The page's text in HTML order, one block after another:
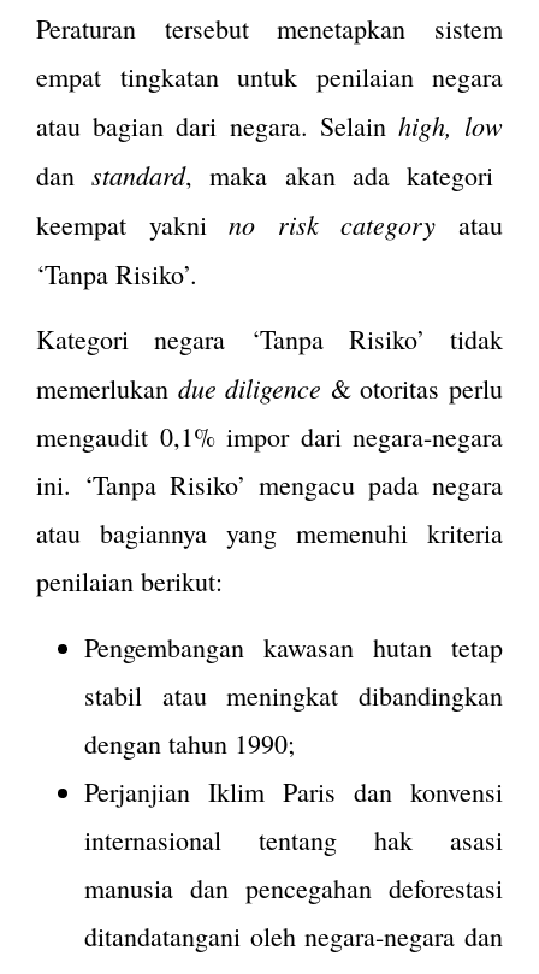
Peraturan tersebut menetapkan sistem
empat tingkatan untuk penilaian negara
atau bagian dari negara. Selain high, low
danstandard, maka akan ada kategori
keempat yaknino risk category atau
‘Tanpa Risiko’.
Kategori negara ‘Tanpa Risiko’ tidak
memerlukan due diligence & otoritas perlu
mengaudit 0,1% impor dari negara-negara
ini. ‘Tanpa Risiko’ mengacu pada negara
atau bagiannya yang memenuhi kriteria
penilaian berikut:
Pengembangan kawasan hutan tetap
stabil atau meningkat dibandingkan
dengan tahun 1990;
Perjanjian Iklim Paris dan konvensi
internasional tentang hak asasi
manusia dan pencegahan deforestasi
ditandatangani oleh negara-negara dan